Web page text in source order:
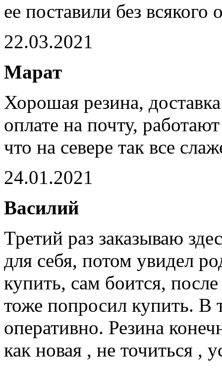
ее поставили без всякого
22.03.2021
Марат
Хорошая резина,
оплате на почту,
что на севере так все
24.01.2021
Василий
Третий раз заказываю
для себя, потом увидел
купить, сам боится,
тоже попросил купить. В
оперативно. Резина
как новая , не точиться ,